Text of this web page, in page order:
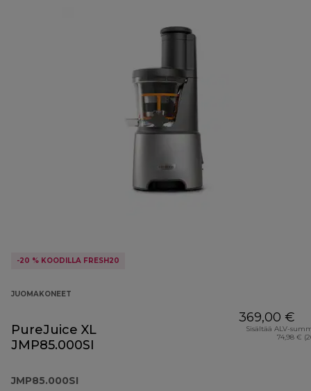
-20 % KOODILLA FRESH20
JUOMAKONEET
PureJuice XL
JMP85.000SI
JMP85.000SI
369,00 €
Sisältää ALV-
74,98 €